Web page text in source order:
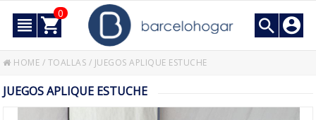
0
HOME / TOALLAS / JUEGOS APLIQUE ESTUCHE
JUEGOS APLIQUE ESTUCHE